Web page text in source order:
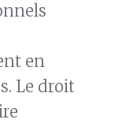
en
Le droit